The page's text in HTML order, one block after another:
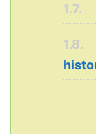
1.7.
1.8.